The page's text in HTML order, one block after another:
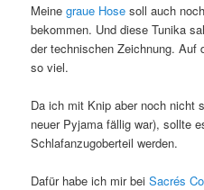
Meinegraue Hose soll auch
bekommen. Und diese Tunika
der technischen Zeichnung. Auf
so viel.
Da ich mit Knip aber noch nicht
neuer Pyjama fällig war), sollte
Schlafanzugoberteil werden.
Dafür habe ich mir beiSacrés